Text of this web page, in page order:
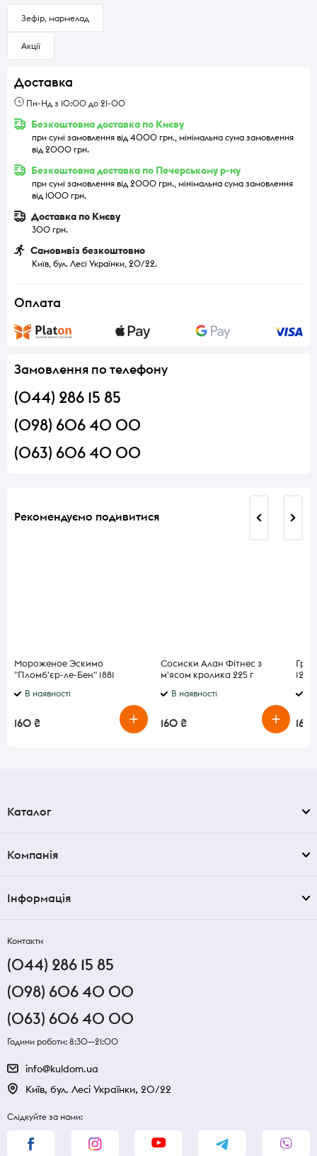
Зефір, мармелад
Акції
Доставка
Пн-Нд з 10:00 до 21-00
Безкоштовна доставка по Києву
при сумі замовлення від 4000 грн., мінімальна сума замовлення
від 2000 грн.
Безкоштовна доставка по Печерському р-ну
при сумі замовлення від 2000 грн., мінімальна сума замовлення
від 1000 грн.
Доставка по Києву
300 грн.
Самовивіз безкоштовно
Київ, бул. Лесі Українки, 20/22.
Оплата
Замовлення по телефону
(044) 286 15 85
(098) 606 40 00
(063) 606 40 00
Рекомендуємо подивитися
Мороженое Эскимо
"Пломб'єр-ле-Бен" 1881
В наявності
160 ₴
Сосиски Алан Фітнес з
м'ясом кролика 225 г
В наявності
160 ₴
120 г
160
Каталог
Компанія
Інформація
Контакти
(044) 286 15 85
(098) 606 40 00
(063) 606 40 00
Години роботи: 8:30—21:00
info@kuldom.ua
Київ, бул. Лесі Українки, 20/22
Слідкуйте за нами: